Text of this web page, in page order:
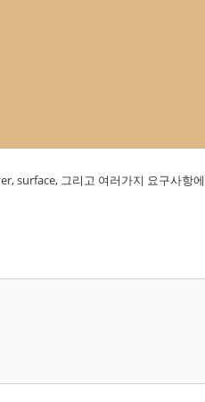
surface, 그리고 여러가지 요구사항